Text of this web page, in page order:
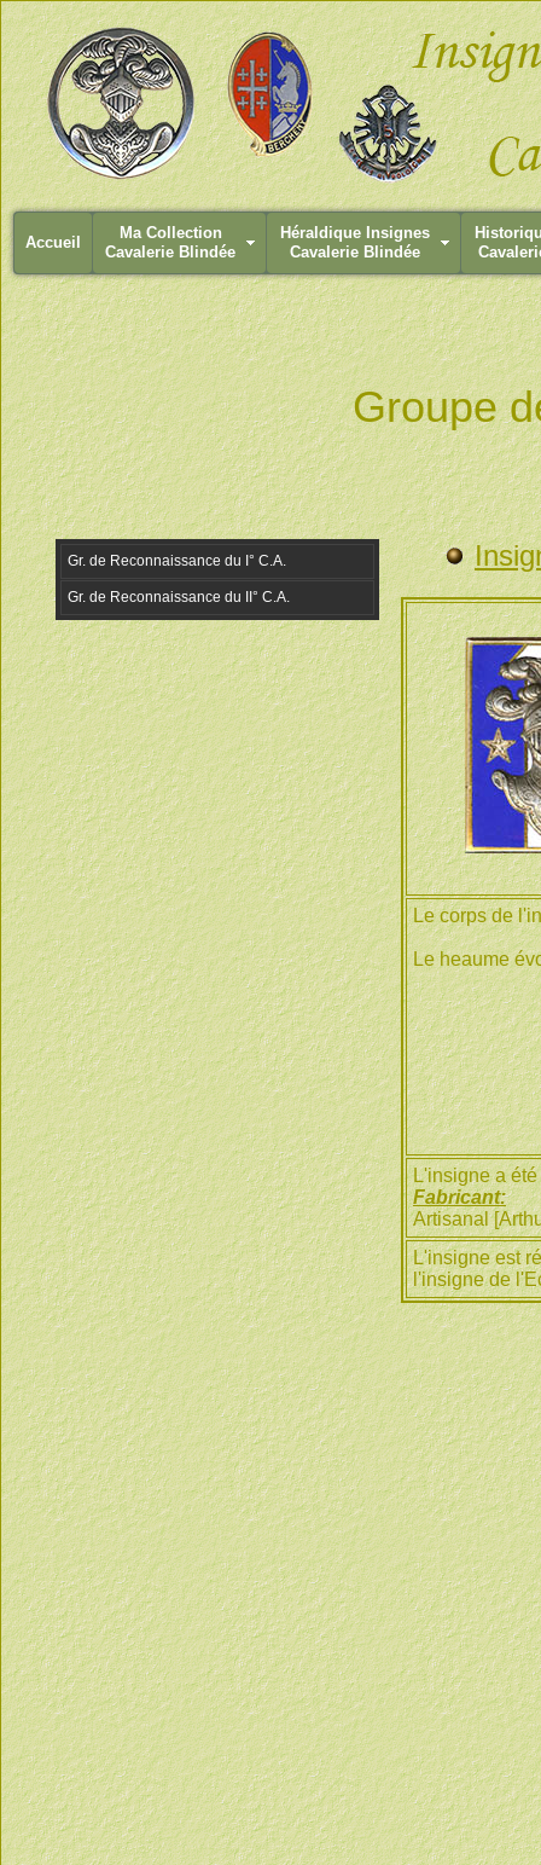
Accueil
Ma Collection
Cavalerie Blindée
Héraldique Insignes
Cavalerie Blindée
Groupe
Le corps de
Le heaume
L'insigne a
Fabricant:
Artisanal
L'insigne est
l'insigne de